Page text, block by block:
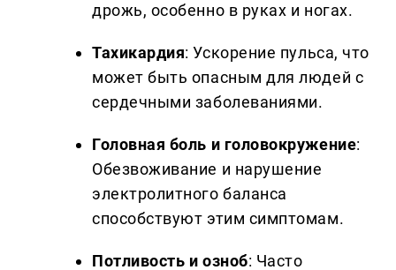
дрожь, особенно в руках и ногах.
Тахикардия: Ускорение пульса, что
может быть опасным для людей с
сердечными заболеваниями.
Головная боль и головокружение:
Обезвоживание и нарушение
электролитного баланса
способствуют этим симптомам.
Потливость и озноб: Часто